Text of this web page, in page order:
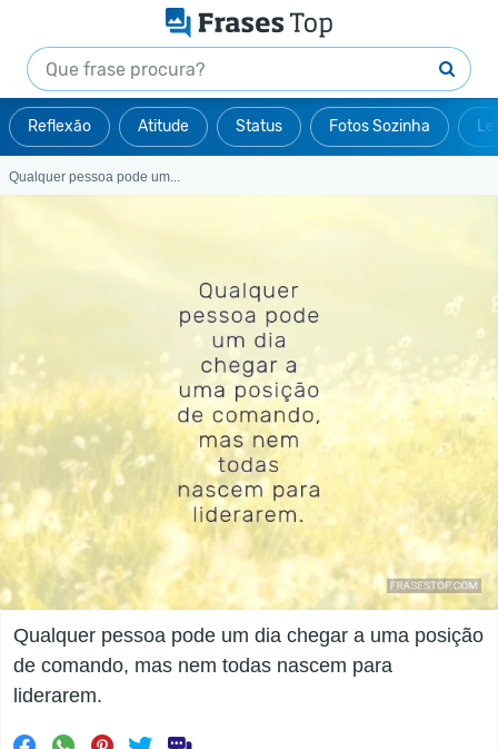
Reflexão Atitude Status Fotos Sozinha
Qualquer pessoa pode um...
Qualquer pessoa pode um dia chegar a uma posição
de comando, mas nem todas nascem para
liderarem.